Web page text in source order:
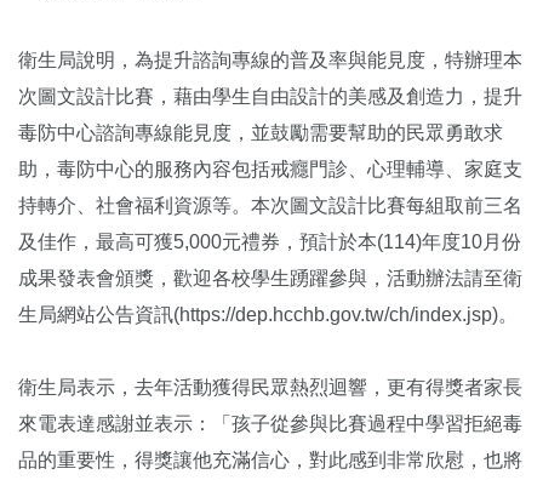
衛生局說明，為提升諮詢專線的普及率與能見度，特辦理本
次圖文設計比賽，藉由學生自由設計的美感及創造力，提升
毒防中心諮詢專線能見度，並鼓勵需要幫助的民眾勇敢求
助，毒防中心的服務內容包括戒癮門診、心理輔導、家庭支
持轉介、社會福利資源等。本次圖文設計比賽每組取前三名
及佳作，最高可獲5,000元禮券，預計於本(114)年度10月份
成果發表會頒獎，歡迎各校學生踴躍參與，活動辦法請至衛
生局網站公告資訊(https://dep.hcchb.gov.tw/ch/index.jsp)。
衛生局表示，去年活動獲得民眾熱烈迴響，更有得獎者家長
來電表達感謝並表示：「孩子從參與比賽過程中學習拒絕毒
品的重要性，得獎讓他充滿信心，對此感到非常欣慰，也將